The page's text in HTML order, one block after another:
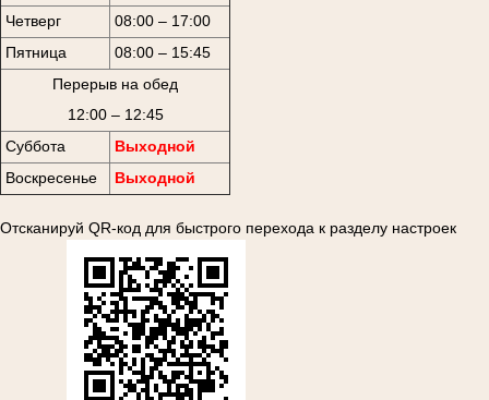
Четверг
08:00 – 17:00
Пятница
08:00 – 15:45
Перерыв на обед
12:00 – 12:45
Суббота
Выходной
Воскресенье
Выходной
Отсканируй QR-код для быстрого перехода к разделу настроек